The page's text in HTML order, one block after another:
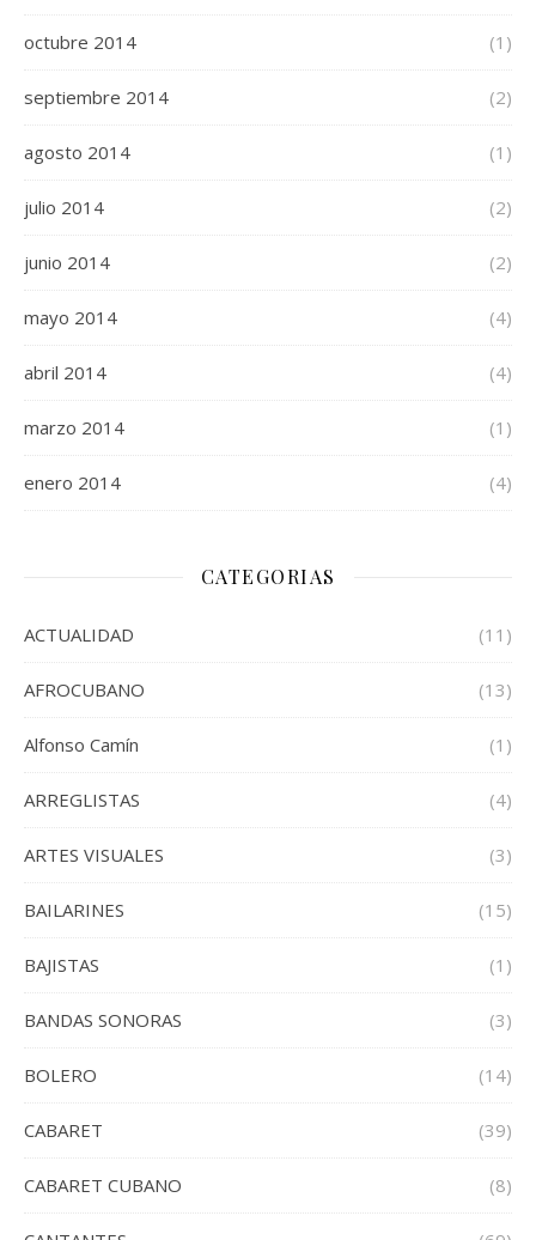
octubre 2014 (1)
septiembre 2014 (2)
agosto 2014 (1)
julio 2014 (2)
junio 2014 (2)
mayo 2014 (4)
abril 2014 (4)
marzo 2014 (1)
enero 2014 (4)
CATEGORIAS
ACTUALIDAD (11)
AFROCUBANO (13)
Alfonso Camín (1)
ARREGLISTAS (4)
ARTES VISUALES (3)
BAILARINES (15)
BAJISTAS (1)
BANDAS SONORAS (3)
BOLERO (14)
CABARET (39)
CABARET CUBANO (8)